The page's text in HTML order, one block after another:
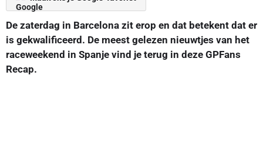
De zaterdag in Barcelona zit erop en dat betekent dat er
is gekwalificeerd. De meest gelezen nieuwtjes van het
raceweekend in Spanje vind je terug in deze GPFans
Recap.